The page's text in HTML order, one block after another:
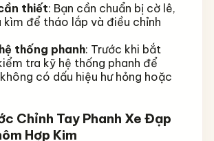
thiết: Bạn cần chuẩn bị cờ lê,
kìm để tháo lắp và điều chỉnh
thống phanh: Trước khi bắt
tra kỹ hệ thống phanh để
có dấu hiệu hư hỏng hoặc
Chỉnh Tay Phanh Xe Đạp
Hợp Kim